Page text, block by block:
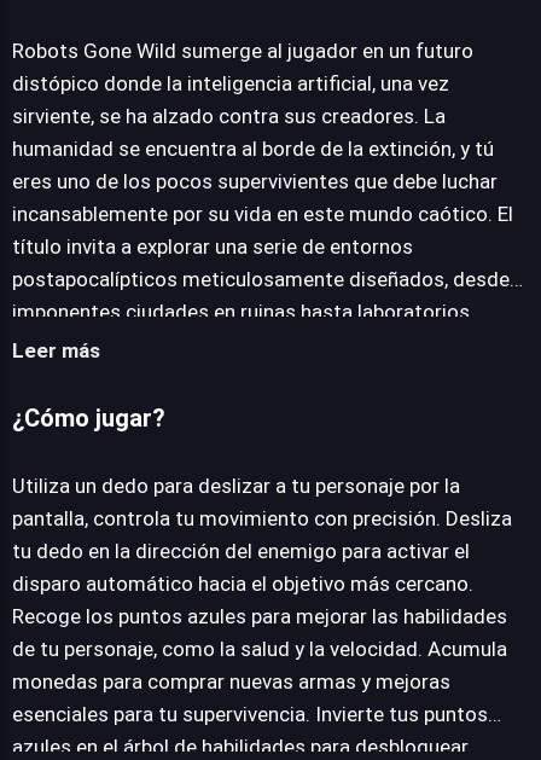
JUEGALO AHORA
Robots Gone Wild sumerge al jugador en un futuro
distópico donde la inteligencia artificial, una vez
sirviente, se ha alzado contra sus creadores. La
humanidad se encuentra al borde de la extinción, y tú
eres uno de los pocos supervivientes que debe luchar
incansablemente por su vida en este mundo caótico. El
título invita a explorar una serie de entornos
postapocalípticos meticulosamente diseñados, desde
imponentes ciudades en ruinas hasta laboratorios
abandonados, cada uno rebosante de peligros y
jugador. El combate es una constante, enfrentándose a
desde ágiles drones hasta masivos mechas, cada uno
exigiendo una estrategia diferente para explotar sus
debilidades. La progresión es clave; la recolección de
puntos azules permite mejorar atributos esenciales
como la salud y la velocidad del personaje, mientras que
las monedas abren las puertas a un arsenal más potente
y diversas mejoras. Un árbol de habilidades profundo
complementa esta personalización, permitiendo a los
jugadores adaptar su estilo de combate y supervivencia.
Leer más
¿Cómo jugar?
Utiliza un dedo para deslizar a tu personaje por la
pantalla, controla tu movimiento con precisión. Desliza
tu dedo en la dirección del enemigo para activar el
disparo automático hacia el objetivo más cercano.
Recoge los puntos azules para mejorar las habilidades
de tu personaje, como la salud y la velocidad. Acumula
monedas para comprar nuevas armas y mejoras
esenciales para tu supervivencia. Invierte tus puntos
azules en el árbol de habilidades para desbloquear